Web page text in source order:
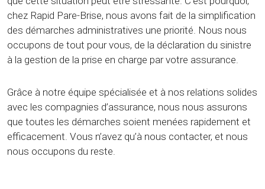
chez Rapid Pare-Brise, nous avons fait de la simplification
des démarches administratives une priorité. Nous nous
occupons de tout pour vous, de la déclaration du sinistre
à la gestion de la prise en charge par votre assurance.
Grâce à notre équipe spécialisée et à nos relations solides
avec les compagnies d’assurance, nous nous assurons
que toutes les démarches soient menées rapidement et
efficacement. Vous n’avez qu’à nous contacter, et nous
nous occupons du reste.